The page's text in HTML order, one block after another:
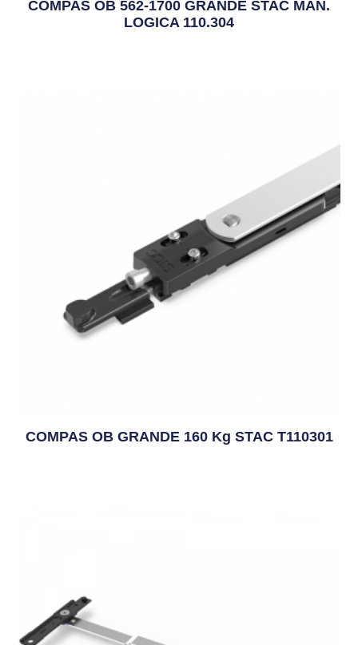
COMPAS OB 562-1700 GRANDE STAC MAN.
LOGICA 110.304
COMPAS OB GRANDE 160 Kg STAC T110301